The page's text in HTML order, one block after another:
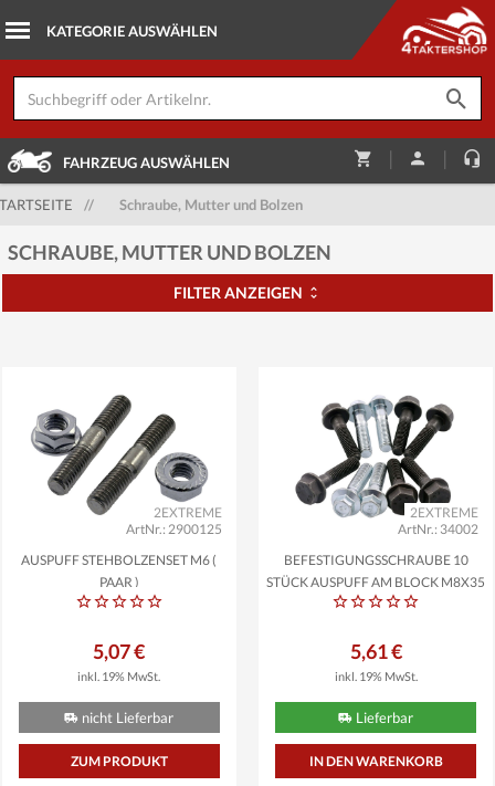
FAHRZEUG AUSWÄHLEN | |
// Schraube, Mutter und Bolzen
SCHRAUBE, MUTTER UND BOLZEN
FILTER ANZEIGEN
ArtNr.: 2900125
2EXTREME
AUSPUFF STEHBOLZENSET M6 (
PAAR )
5,07 €
inkl. 19% MwSt.
nicht Lieferbar
ZUM PRODUKT
ArtNr.: 34002
2EXTREME
BEFESTIGUNGSSCHRAUBE 10
STÜCK AUSPUFF AM BLOCK M8X35
5,61 €
inkl. 19% MwSt.
Lieferbar